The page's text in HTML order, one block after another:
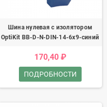
Шина нулевая с изолятором
OptiKit BB-D-N-DIN-14-6х9-синий
170,40 ₽
ПОДРОБНОСТИ